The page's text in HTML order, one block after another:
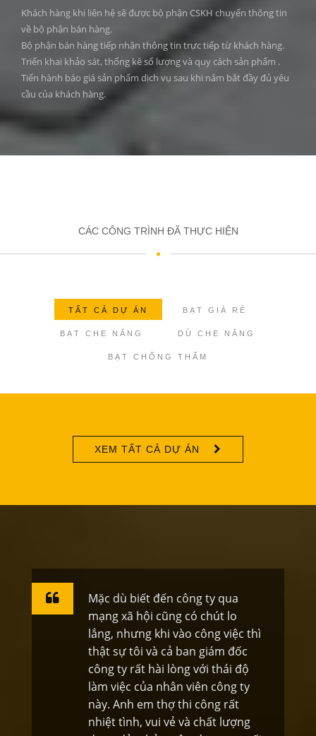
Khách hàng khi liên hệ sẽ được bộ phận CSKH chuyển thông tin
về bộ phận bán hàng.
Bộ phận bán hàng tiếp nhận thông tin trực tiếp từ khách hàng.
Triển khai khảo sát, thống kê số lượng và quy cách sản phẩm .
Tiến hành báo giá sản phẩm dịch vụ sau khi nắm bắt đầy đủ yêu
cầu của khách hàng.
CÁC CÔNG TRÌNH ĐÃ THỰC HIỆN
TẤT CẢ DỰ ÁN BẠT GIÁ RẺ
BẠT CHE NẮNG DÙ CHE NẮNG
BẠT CHỐNG THẤM
XEM TẤT CẢ DỰ ÁN
ty qua
có chút lo
Là một nhà đầu tư xây
liên hệ các nhà phân
của thị trường để mua
bạt nhựa giá rẻ, bạt
Phải công nhận bạt của
Phát Đạt thực sự rất ok,
đặt niềm tin. Gía thành
vấn nhiệt tình, vận